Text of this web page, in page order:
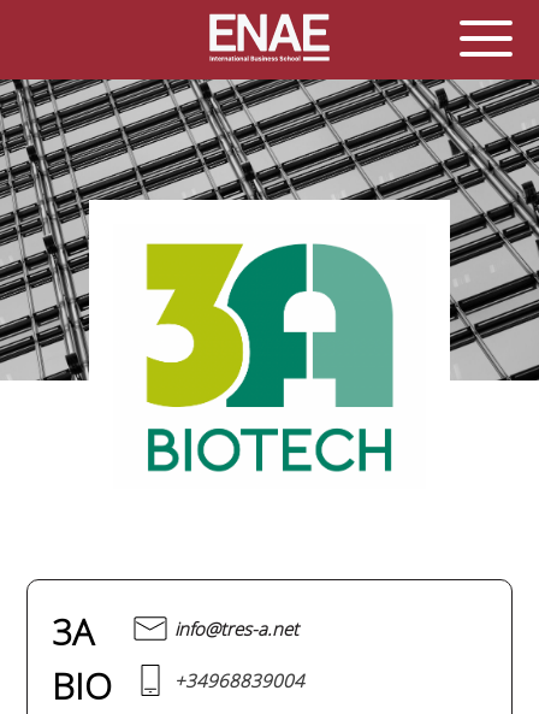
3A
BIO
info@tres-a.net
+34968839004